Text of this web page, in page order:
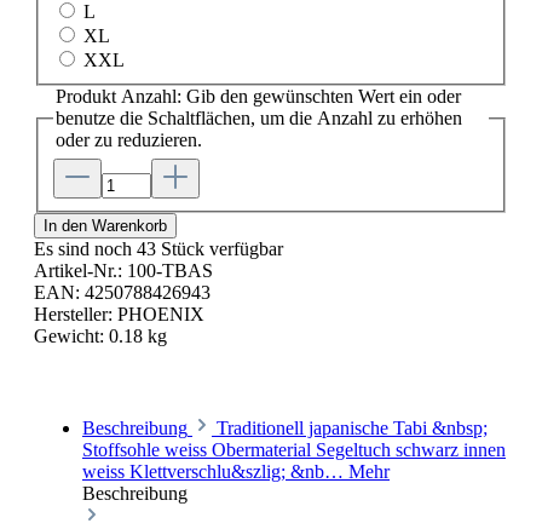
L
XL
XXL
Produkt Anzahl: Gib den gewünschten Wert ein oder
benutze die Schaltflächen, um die Anzahl zu erhöhen
oder zu reduzieren.
In den Warenkorb
Es sind noch 43 Stück verfügbar
Artikel-Nr.: 100-TBAS
EAN: 4250788426943
Hersteller: PHOENIX
Gewicht: 0.18 kg
Beschreibung
Traditionell japanische Tabi &nbsp;
Stoffsohle weiss Obermaterial Segeltuch schwarz innen
weiss Klettverschlu&szlig; &nb… Mehr
Beschreibung